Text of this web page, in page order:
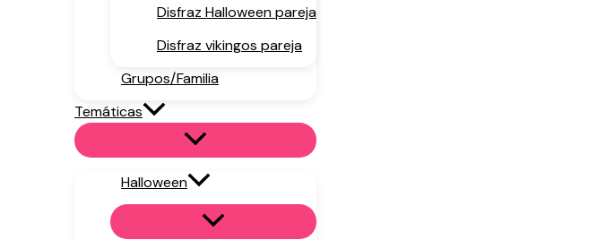
Disfraz Halloween pareja
Disfraz vikingos pareja
Grupos/Familia
Temáticas
Halloween